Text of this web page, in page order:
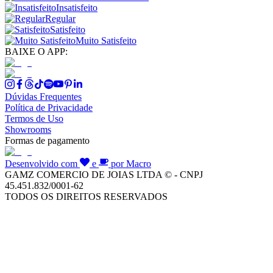
Insatisfeito
Regular
Satisfeito
Muito Satisfeito
BAIXE O APP:
Dúvidas Frequentes
Política de Privacidade
Termos de Uso
Showrooms
Formas de pagamento
Desenvolvido com e
por Macro
GAMZ COMERCIO DE JOIAS LTDA © - CNPJ
45.451.832/0001-62
TODOS OS DIREITOS RESERVADOS